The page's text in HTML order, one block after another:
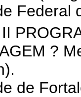
Federal
?
de